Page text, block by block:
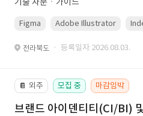
Figma Adobe Illustrator
전라북도 · 등록일자 2026.08.03.
📔 외주 모집 중 마감임박
브랜드 아이덴티티(CI/BI)